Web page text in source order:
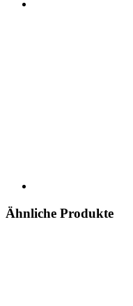
Ähnliche Produkte